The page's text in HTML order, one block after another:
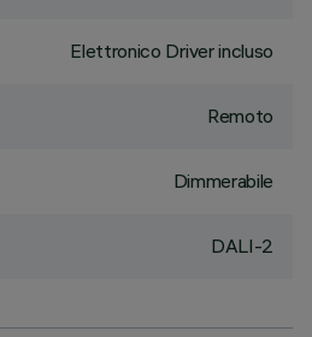
Elettronico Driver incluso
Remoto
Dimmerabile
DALI-2